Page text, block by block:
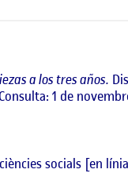
a los tres años.
1 de
socials [en